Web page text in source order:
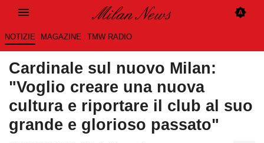
NOTIZIE MAGAZINE TMW RADIO
Cardinale sul nuovo Milan:
"Voglio creare una nuova
cultura e riportare il club al suo
grande e glorioso passato"